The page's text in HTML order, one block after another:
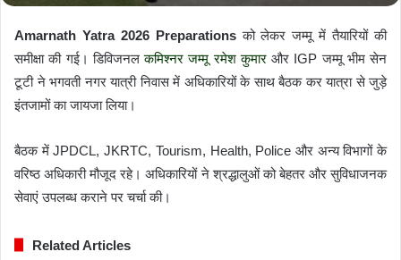
Amarnath Yatra 2026 Preparationsको लेकर जम्मू में तैयारियों की
समीक्षा की गई। डिविजनलकमिश्नर जम्मू रमेश कुमारऔर IGP जम्मू भीम सेन
टूटी ने भगवती नगर यात्री निवास में अधिकारियों के साथ बैठक कर यात्रा से जुड़े
इंतजामों का जायजा लिया।
बैठक में JPDCL, JKRTC, Tourism, Health, Police और अन्य विभागों के
वरिष्ठ अधिकारी मौजूद रहे। अधिकारियों ने श्रद्धालुओं को बेहतर और सुविधाजनक
सेवाएं उपलब्ध कराने पर चर्चा की।
Related Articles